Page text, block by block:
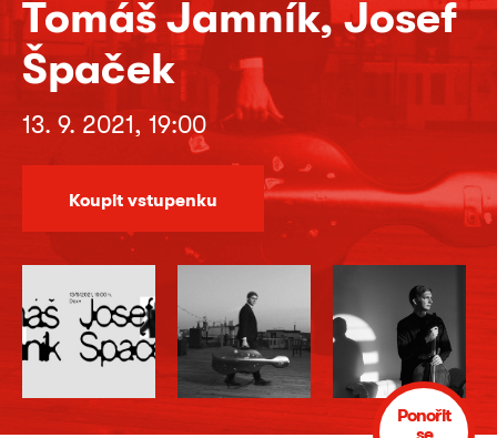
Tomáš Jamník, Josef
Špaček
13. 9. 2021, 19:00
Koupit vstupenku
Ponořit